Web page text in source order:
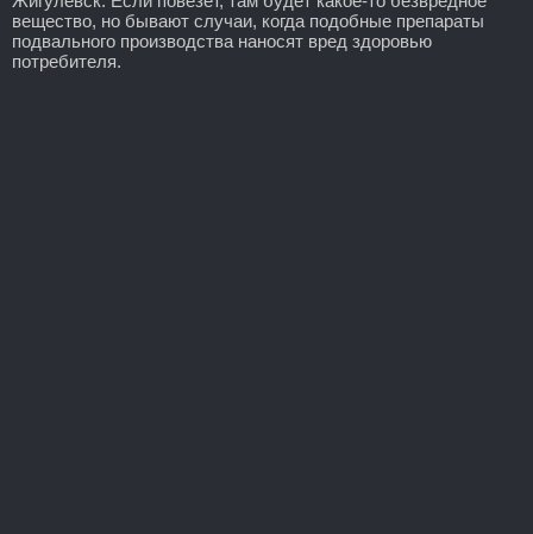
вещество, но бывают случаи, когда подобные препараты
подвального производства наносят вред здоровью
потребителя.